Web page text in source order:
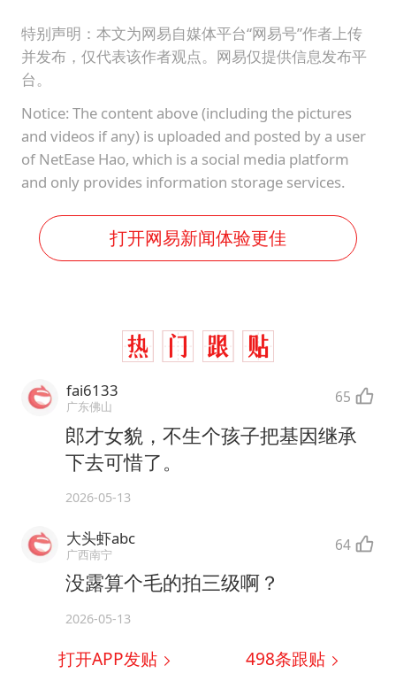
特别声明：本文为网易自媒体平台“网易号”作者上传
并发布，仅代表该作者观点。网易仅提供信息发布平
台。
Notice: The content above (including the pictures
and videos if any) is uploaded and posted by a user
of NetEase Hao, which is a social media platform
and only provides information storage services.
打开网易新闻体验更佳
fai6133
广东佛山 65
郎才女貌，不生个孩子把基因继承
下去可惜了。
2026-05-13
大头虾abc
广西南宁 64
没露算个毛的拍三级啊？
2026-05-13
打开APP发贴 498条跟贴